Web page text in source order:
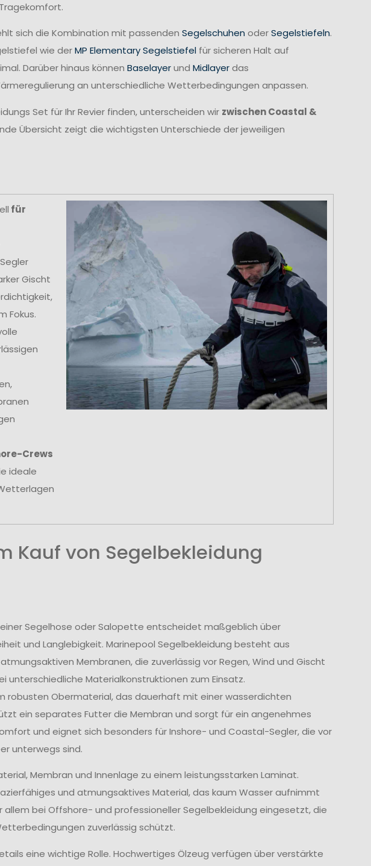
sich die Kombination mit passenden Segelschuhen oderSegelstiefeln.
wie derMP Elementary Segelstiefelfür sicheren Halt auf
Darüber hinaus können Baselayerund Midlayerdas
an unterschiedliche Wetterbedingungen anpassen.
Set für Ihr Revier finden, unterscheiden wir zwischen Coastal &
Übersicht zeigt die wichtigsten Unterschiede der jeweiligen
für
Gischt
Fokus.
Crews
ideale
Kauf von Segelbekleidung
Segelhose oder Salopette entscheidet maßgeblich über
und Langlebigkeit. Marinepool Segelbekleidung besteht aus
Membranen, die zuverlässig vor Regen, Wind und Gischt
unterschiedliche Materialkonstruktionen zum Einsatz.
robusten Obermaterial, das dauerhaft mit einer wasserdichten
ein separates Futter die Membran und sorgt für ein angenehmes
und eignet sich besonders für Inshore- und Coastal-Segler, die vor
unterwegs sind.
Membran und Innenlage zu einem leistungsstarken Laminat.
und atmungsaktives Material, das kaum Wasser aufnimmt
allem bei Offshore- und professioneller Segelbekleidung eingesetzt, die
zuverlässig schützt.
eine wichtige Rolle. Hochwertiges Ölzeug verfügen über verstärkte